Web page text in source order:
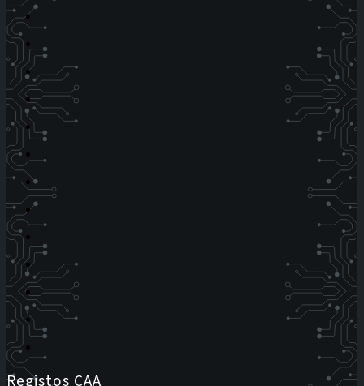
Registos CAA